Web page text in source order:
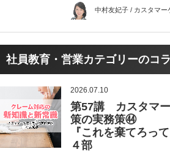
中村友妃子 / カスタマー
社員教育・営業カテゴリーのコ
2026.07.10
第57講 カスタマ
策の実務策㊹
『これを棄てろっ
４部